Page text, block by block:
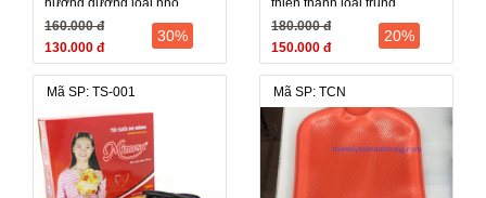
hướng dương loại nhỏ
20x25cm
160.000 đ
130.000 đ
30%
thiên thanh loại trung
30x20cm
180.000 đ
150.000 đ
20%
Mã SP: TS-001 Mã SP: TCN